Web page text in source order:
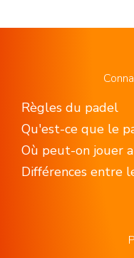
Règles du padel
Qu'est-ce que le
Où peut-on jouer
Différences entre